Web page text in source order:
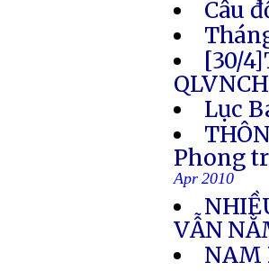
Câu
[30/
QLVNCH
Lục
Phong
Apr 2010
VẪN
NAM